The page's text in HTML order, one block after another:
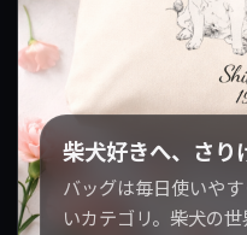
柴犬好きへ、さり
バッグは毎日使いや
いカテゴリ。柴犬の